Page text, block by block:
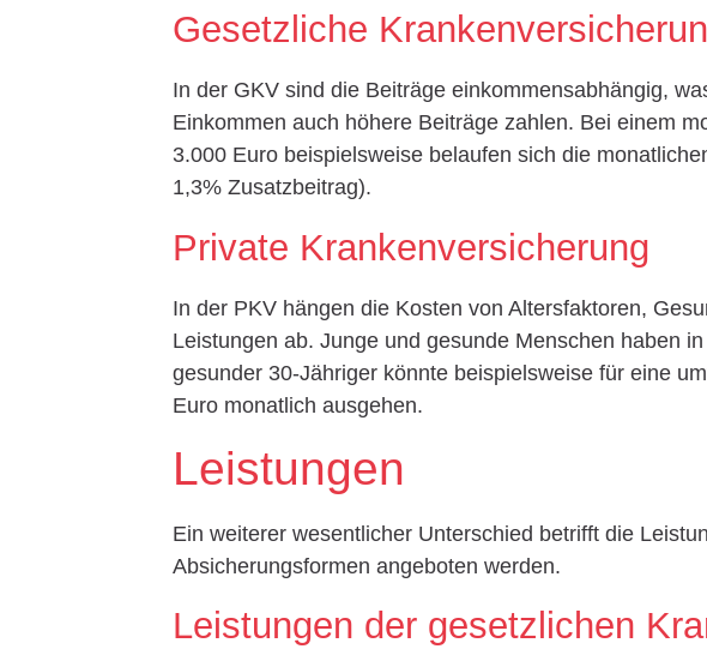
Gesetzliche
In der GKV sind die Beiträge einkommensabhängig,
Einkommen auch höhere Beiträge zahlen. Bei einem
3.000 Euro beispielsweise belaufen sich die
1,3% Zusatzbeitrag).
Private Krankenversicherung
In der PKV hängen die Kosten von Altersfaktoren,
Leistungen ab. Junge und gesunde Menschen haben
gesunder 30-Jähriger könnte beispielsweise für eine
Euro monatlich ausgehen.
Leistungen
Ein weiterer wesentlicher Unterschied betrifft die
Absicherungsformen angeboten werden.
Leistungen der gesetzlichen